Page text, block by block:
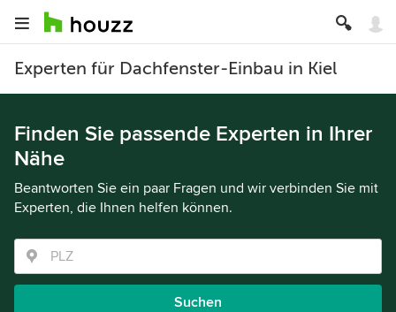
Experten für Dachfenster-Einbau in Kiel
Finden Sie passende Experten in Ihrer
Nähe
Beantworten Sie ein paar Fragen und wir verbinden Sie mit
Experten, die Ihnen helfen können.
Suchen